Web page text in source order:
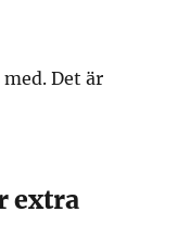
Det är
extra